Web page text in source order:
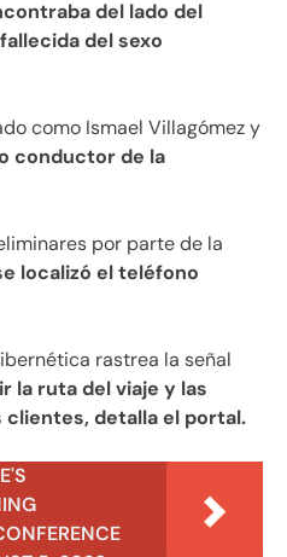
del lado del
del sexo
como Ismael Villagómez y
conductor de la
por parte de la
localizó el teléfono
rastrea la señal
la ruta del viaje y las
detalla el portal.